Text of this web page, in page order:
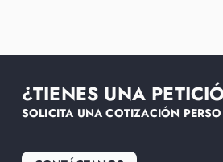
¿TIENES UNA
SOLICITA UNA COTIZACIÓN